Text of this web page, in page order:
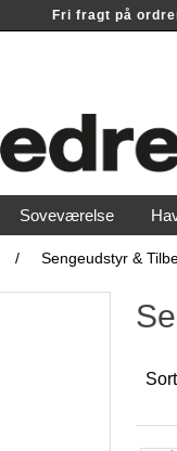
Fri fragt på
Soveværelse
/ Sengeudstyr &